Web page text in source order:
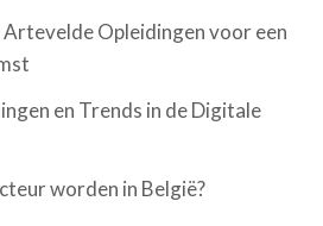
Opleidingen voor een
en Trends in de Digitale
worden in België?